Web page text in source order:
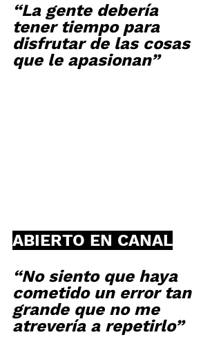
“La gente debería
tener tiempo para
disfrutar de las cosas
que le apasionan”
ABIERTO EN CANAL
“No siento que haya
cometido un error tan
grande que no me
atrevería a repetirlo”